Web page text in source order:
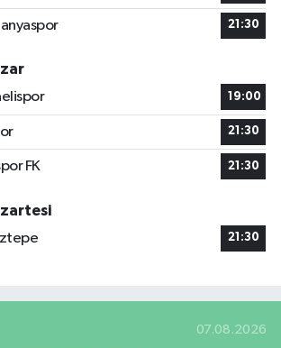
21:30
19:00
21:30
FK 21:30
21:30
07.08.2026